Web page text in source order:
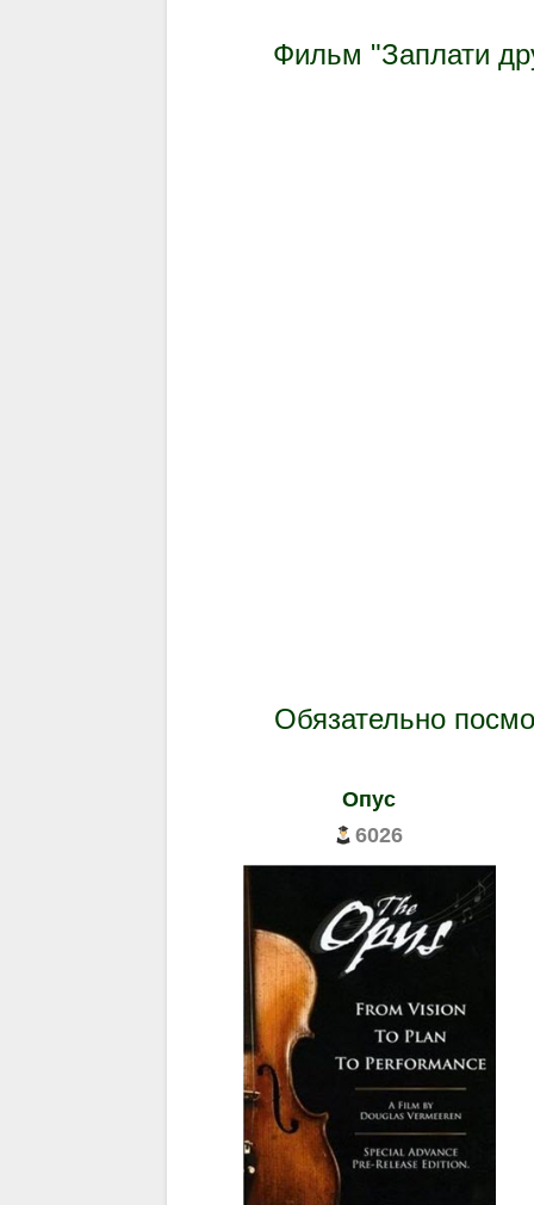
Фильм "Заплати
Обязательно
Опус
6026